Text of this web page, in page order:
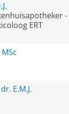
-
ERT
E.M.J.